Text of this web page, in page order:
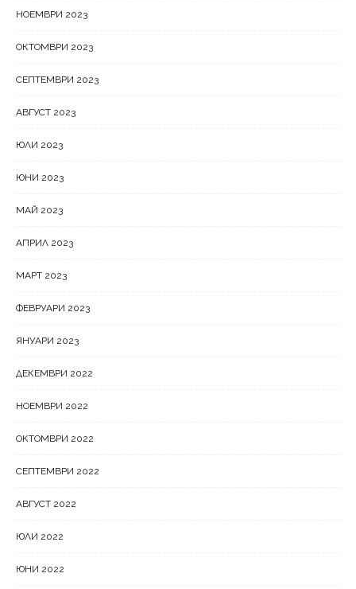
НОЕМВРИ 2023
ОКТОМВРИ 2023
СЕПТЕМВРИ 2023
АВГУСТ 2023
ЮЛИ 2023
ЮНИ 2023
МАЙ 2023
АПРИЛ 2023
МАРТ 2023
ФЕВРУАРИ 2023
ЯНУАРИ 2023
ДЕКЕМВРИ 2022
НОЕМВРИ 2022
ОКТОМВРИ 2022
СЕПТЕМВРИ 2022
АВГУСТ 2022
ЮЛИ 2022
ЮНИ 2022